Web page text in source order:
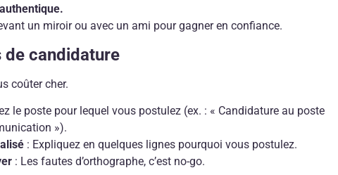
un miroir ou avec un ami pour gagner en confiance.
de candidature
coûter cher.
le poste pour lequel vous postulez (ex. : « Candidature au poste
»).
: Expliquez en quelques lignes pourquoi vous postulez.
: Les fautes d’orthographe, c’est no-go.